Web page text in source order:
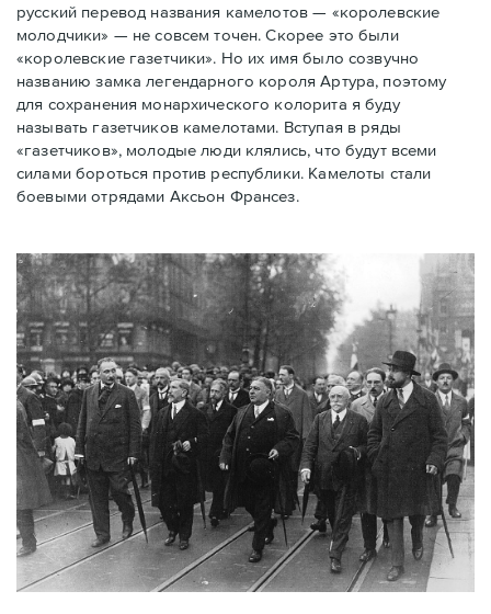
русский перевод названия камелотов — «королевские
молодчики» — не совсем точен. Скорее это были
«королевские газетчики». Но их имя было созвучно
названию замка легендарного короля Артура, поэтому
для сохранения монархического колорита я буду
называть газетчиков камелотами. Вступая в ряды
«газетчиков», молодые люди клялись, что будут всеми
силами бороться против республики. Камелоты стали
боевыми отрядами Аксьон Франсез.